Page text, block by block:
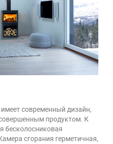
современный дизайн,
продуктом. К
бесколосниковая
сгорания герметичная,